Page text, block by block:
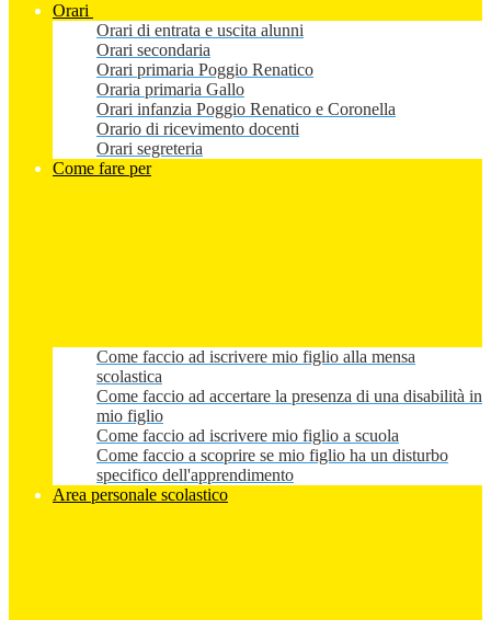
Orari
Orari di entrata e uscita alunni
Orari secondaria
Orari primaria Poggio Renatico
Oraria primaria Gallo
Orari infanzia Poggio Renatico e Coronella
Orario di ricevimento docenti
Orari segreteria
Come fare per
Come faccio ad iscrivere mio figlio alla mensa
scolastica
Come faccio ad accertare la presenza di una disabilità in
mio figlio
Come faccio ad iscrivere mio figlio a scuola
Come faccio a scoprire se mio figlio ha un disturbo
specifico dell'apprendimento
Area personale scolastico